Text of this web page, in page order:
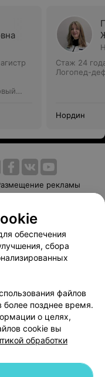
Стаж 24
Логопед-
Нордин
рекламы
Способы оплаты
103.by
данных
обеспечения
сбора
файлов
более позднее время.
о целях,
cookie вы
обработки